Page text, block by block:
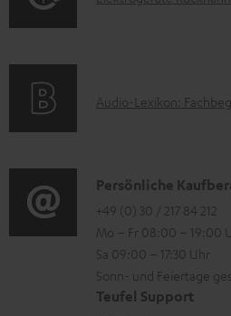
A
i
e
n
z
u
r
t
g
e
r
ä
t
A
i
o
-
L
e
Audio-Lexikon:
K
o
n
t
a
Persönliche
+49 (0) 30 / 217 84 212
Mo – Fr 08:00 – 19:00
Sa 09:00 – 17:30 Uhr
Sonn- und Feiertage
Teufel Support